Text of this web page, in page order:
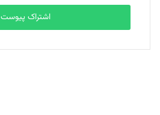
بابک نقاش
تحریریه
اشتراک پیوست